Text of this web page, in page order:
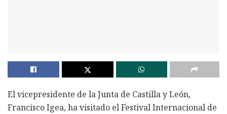
El vicepresidente de la Junta de Castilla y León,
Francisco Igea, ha visitado el Festival Internacional de